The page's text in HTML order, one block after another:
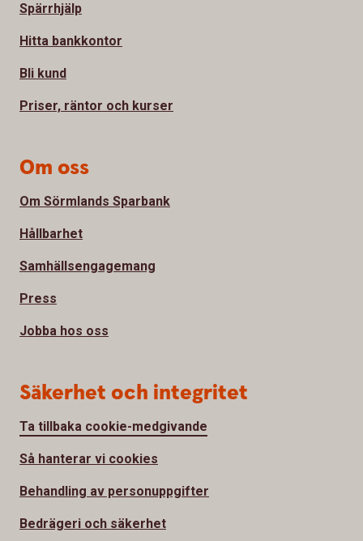
Spärrhjälp
Hitta bankkontor
Bli kund
Priser, räntor och kurser
Om oss
Om Sörmlands Sparbank
Hållbarhet
Samhällsengagemang
Press
Jobba hos oss
Säkerhet och integritet
Ta tillbaka cookie-medgivande
Så hanterar vi cookies
Behandling av personuppgifter
Bedrägeri och säkerhet